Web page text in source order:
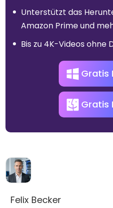
Unterstützt das
Amazon Prime und
Bis zu 4K-Videos ohne
Gratis
Gratis
Felix Becker